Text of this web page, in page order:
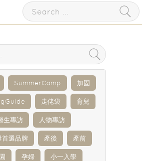
SummerCamp 加固
走佬袋 育兒
生專訪 人物專訪
首選品牌 產後 產前
孕婦 小一入學